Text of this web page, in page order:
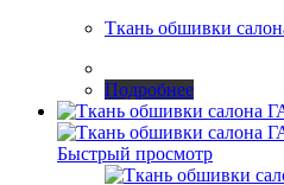
Ткань обшивки
Подробнее
Быстрый просмотр